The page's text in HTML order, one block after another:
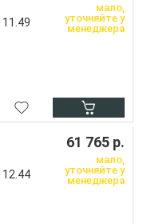
11.49
мало,
уточняйте у
менеджера
12.44
61 765 р.
мало,
уточняйте у
менеджера